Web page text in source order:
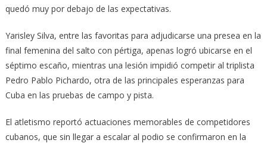
quedó muy por debajo de las expectativas.
Yarisley Silva, entre las favoritas para adjudicarse una presea en la
final femenina del salto con pértiga, apenas logró ubicarse en el
séptimo escaño, mientras una lesión impidió competir al triplista
Pedro Pablo Pichardo, otra de las principales esperanzas para
Cuba en las pruebas de campo y pista.
El atletismo reportó actuaciones memorables de competidores
cubanos, que sin llegar a escalar al podio se confirmaron en la